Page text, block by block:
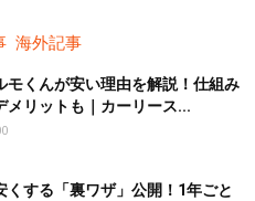
海外記事
モくんが安い理由を解説！仕組み
メリットも｜カーリース...
くする「裏ワザ」公開！1年ごと